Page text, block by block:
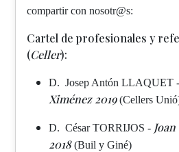
compartir con nosotr@s:
Cartel de profesionales y
(Celler):
D. Josep Antón LLAQUET -
Ximénez 2019(Cellers
D. César TORRIJOS -
2018(Buil y Giné)